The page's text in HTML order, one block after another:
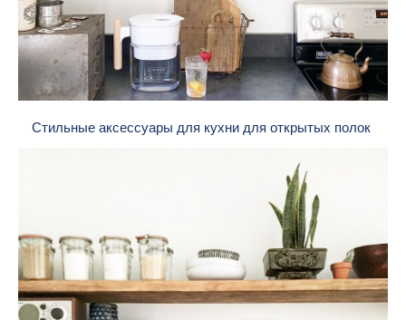
Стильные аксессуары для кухни для открытых полок